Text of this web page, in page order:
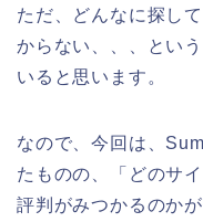
ただ、どんなに探し
からない、、、とい
いると思います。
なので、今回は、
たものの、「どのサ
評判がみつかるのか